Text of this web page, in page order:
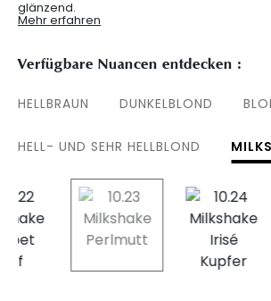
glänzend.
Mehr erfahren
Verfügbare Nuancen entdecken :
HELLBRAUN DUNKELBLOND
HELL- UND SEHR HELLBLOND
selected